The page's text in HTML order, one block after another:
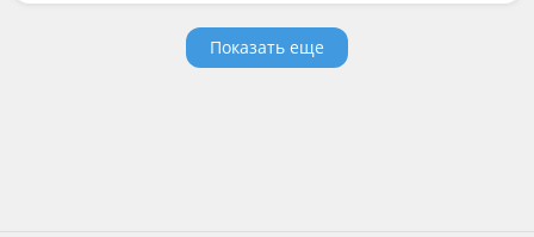
Показать еще